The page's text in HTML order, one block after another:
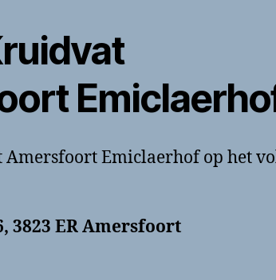
Emiclaerhof op het
3823 ER Amersfoort